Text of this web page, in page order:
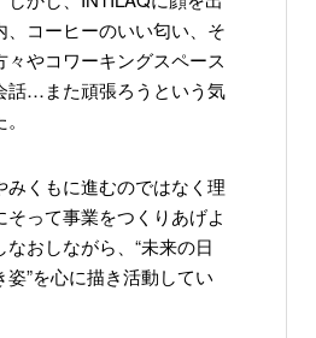
、コーヒーのいい匂い、そ
々やコワーキングスペース
話…また頑張ろうという気
みくもに進むのではなく理
って事業をつくりあげよ
おしながら、“未来の日
”を心に描き活動してい